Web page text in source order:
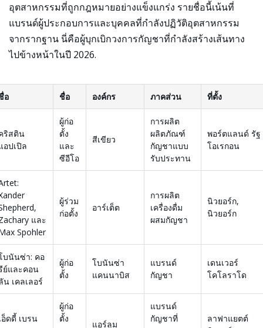
อุตสาหกรรมที่ถูกกฎหมายอย่างแข็งแกร่ง รายชื่อนี้เน้นที่
แบรนด์ผู้ประกอบการและบุคคลที่กำลังปฏิวัติอุตสาหกรรม
จากรากฐาน นี่คือผู้บุกเบิกวงการกัญชาที่กำลังสร้างเส้นทาง
ไปข้างหน้าในปี 2026.
อ ชื่อ องค์กร ภาคส่วน ที่ตั้ง
ริสติน
อปเปิล
ผู้ก่อ
ตั้ง
และ
ซีอีโอ
สีเขียว
การผลิต
ผลิตภัณฑ์
กัญชาแบบ
รับประทาน
พอร์ตแลนด์ รัฐ
โอเรกอน
และ
Spohler
ผู้ร่วม
ก่อตั้ง
อาร์เต็ต
การผลิต
เครื่องดื่ม
ผสมกัญชา
นิวยอร์ก,
นิวยอร์ก
บนันซ่า: คอ
ย์และคอน
น เคลเลอร์
ผู้ก่อ
ตั้ง
โบนันซ่า
แคนนาบิส
แบรนด์
กัญชา
เดนเวอร์
โคโลราโด
อ็ดดี้ เบรน
ผู้ก่อ
ตั้ง
แอร์ลูม
แบรนด์
กัญชาที่
ลาฟาแยตต์